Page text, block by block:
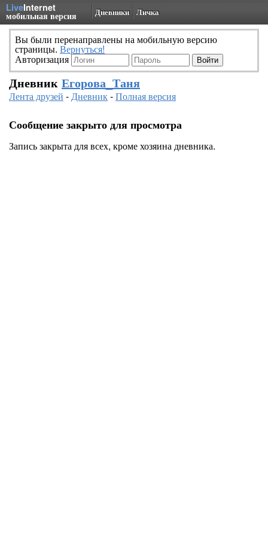
LiveInternet
мобильная версия Дневники Личка
Вы были перенаправлены на мобильную версию
страницы. Вернуться!
Авторизация
Дневник Егорова_Таня
Лента друзей -Дневник-Полная версия
Сообщение закрыто для просмотра
Запись закрыта для всех, кроме хозяина дневника.